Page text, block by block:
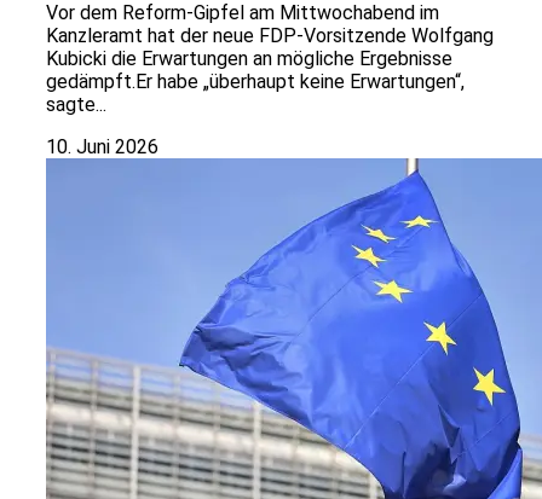
Vor dem Reform-Gipfel am Mittwochabend im
Kanzleramt hat der neue FDP-Vorsitzende Wolfgang
Kubicki die Erwartungen an mögliche Ergebnisse
gedämpft.Er habe „überhaupt keine Erwartungen“,
sagte...
10. Juni 2026